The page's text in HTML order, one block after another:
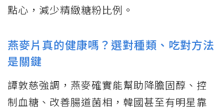
點心，減少精緻糖粉比例。
燕麥片真的健康嗎？選對種類、吃對方法
是關鍵
譚敦慈強調，燕麥確實能幫助降膽固醇、控
制血糖、改善腸道菌相，韓國甚至有明星靠